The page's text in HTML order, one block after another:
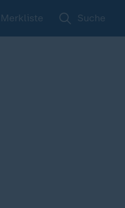
Merkliste Suche